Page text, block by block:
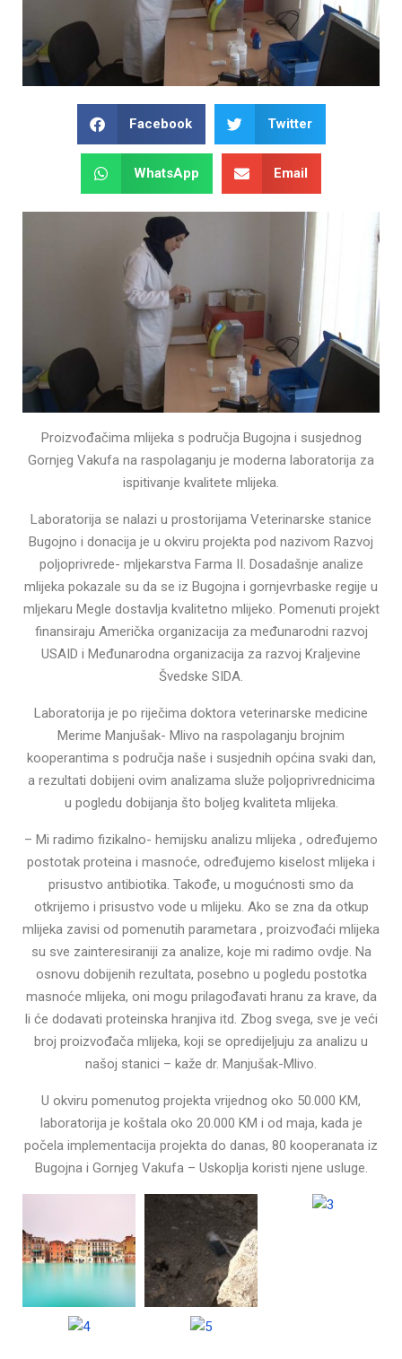
Facebook Twitter
WhatsApp Email
Proizvođačima mlijeka s područja Bugojna i susjednog
Gornjeg Vakufa na raspolaganju je moderna laboratorija za
ispitivanje kvalitete mlijeka.
Laboratorija se nalazi u prostorijama Veterinarske stanice
Bugojno i donacija je u okviru projekta pod nazivom Razvoj
poljoprivrede- mljekarstva Farma II. Dosadašnje analize
mlijeka pokazale su da se iz Bugojna i gornjevrbaske regije u
mljekaru Megle dostavlja kvalitetno mlijeko. Pomenuti projekt
finansiraju Američka organizacija za međunarodni razvoj
USAID i Međunarodna organizacija za razvoj Kraljevine
Švedske SIDA.
Laboratorija je po riječima doktora veterinarske medicine
Merime Manjušak- Mlivo na raspolaganju brojnim
kooperantima s područja naše i susjednih općina svaki dan,
a rezultati dobijeni ovim analizama služe poljoprivrednicima
u pogledu dobijanja što boljeg kvaliteta mlijeka.
– Mi radimo fizikalno- hemijsku analizu mlijeka , određujemo
postotak proteina i masnoće, određujemo kiselost mlijeka i
prisustvo antibiotika. Takođe, u mogućnosti smo da
otkrijemo i prisustvo vode u mlijeku. Ako se zna da otkup
mlijeka zavisi od pomenutih parametara , proizvođaći mlijeka
su sve zainteresiraniji za analize, koje mi radimo ovdje. Na
osnovu dobijenih rezultata, posebno u pogledu postotka
masnoće mlijeka, oni mogu prilagođavati hranu za krave, da
li će dodavati proteinska hranjiva itd. Zbog svega, sve je veći
broj proizvođača mlijeka, koji se opredijeljuju za analizu u
našoj stanici – kaže dr. Manjušak-Mlivo.
U okviru pomenutog projekta vrijednog oko 50.000 KM,
laboratorija je koštala oko 20.000 KM i od maja, kada je
počela implementacija projekta do danas, 80 kooperanata iz
Bugojna i Gornjeg Vakufa – Uskoplja koristi njene usluge.